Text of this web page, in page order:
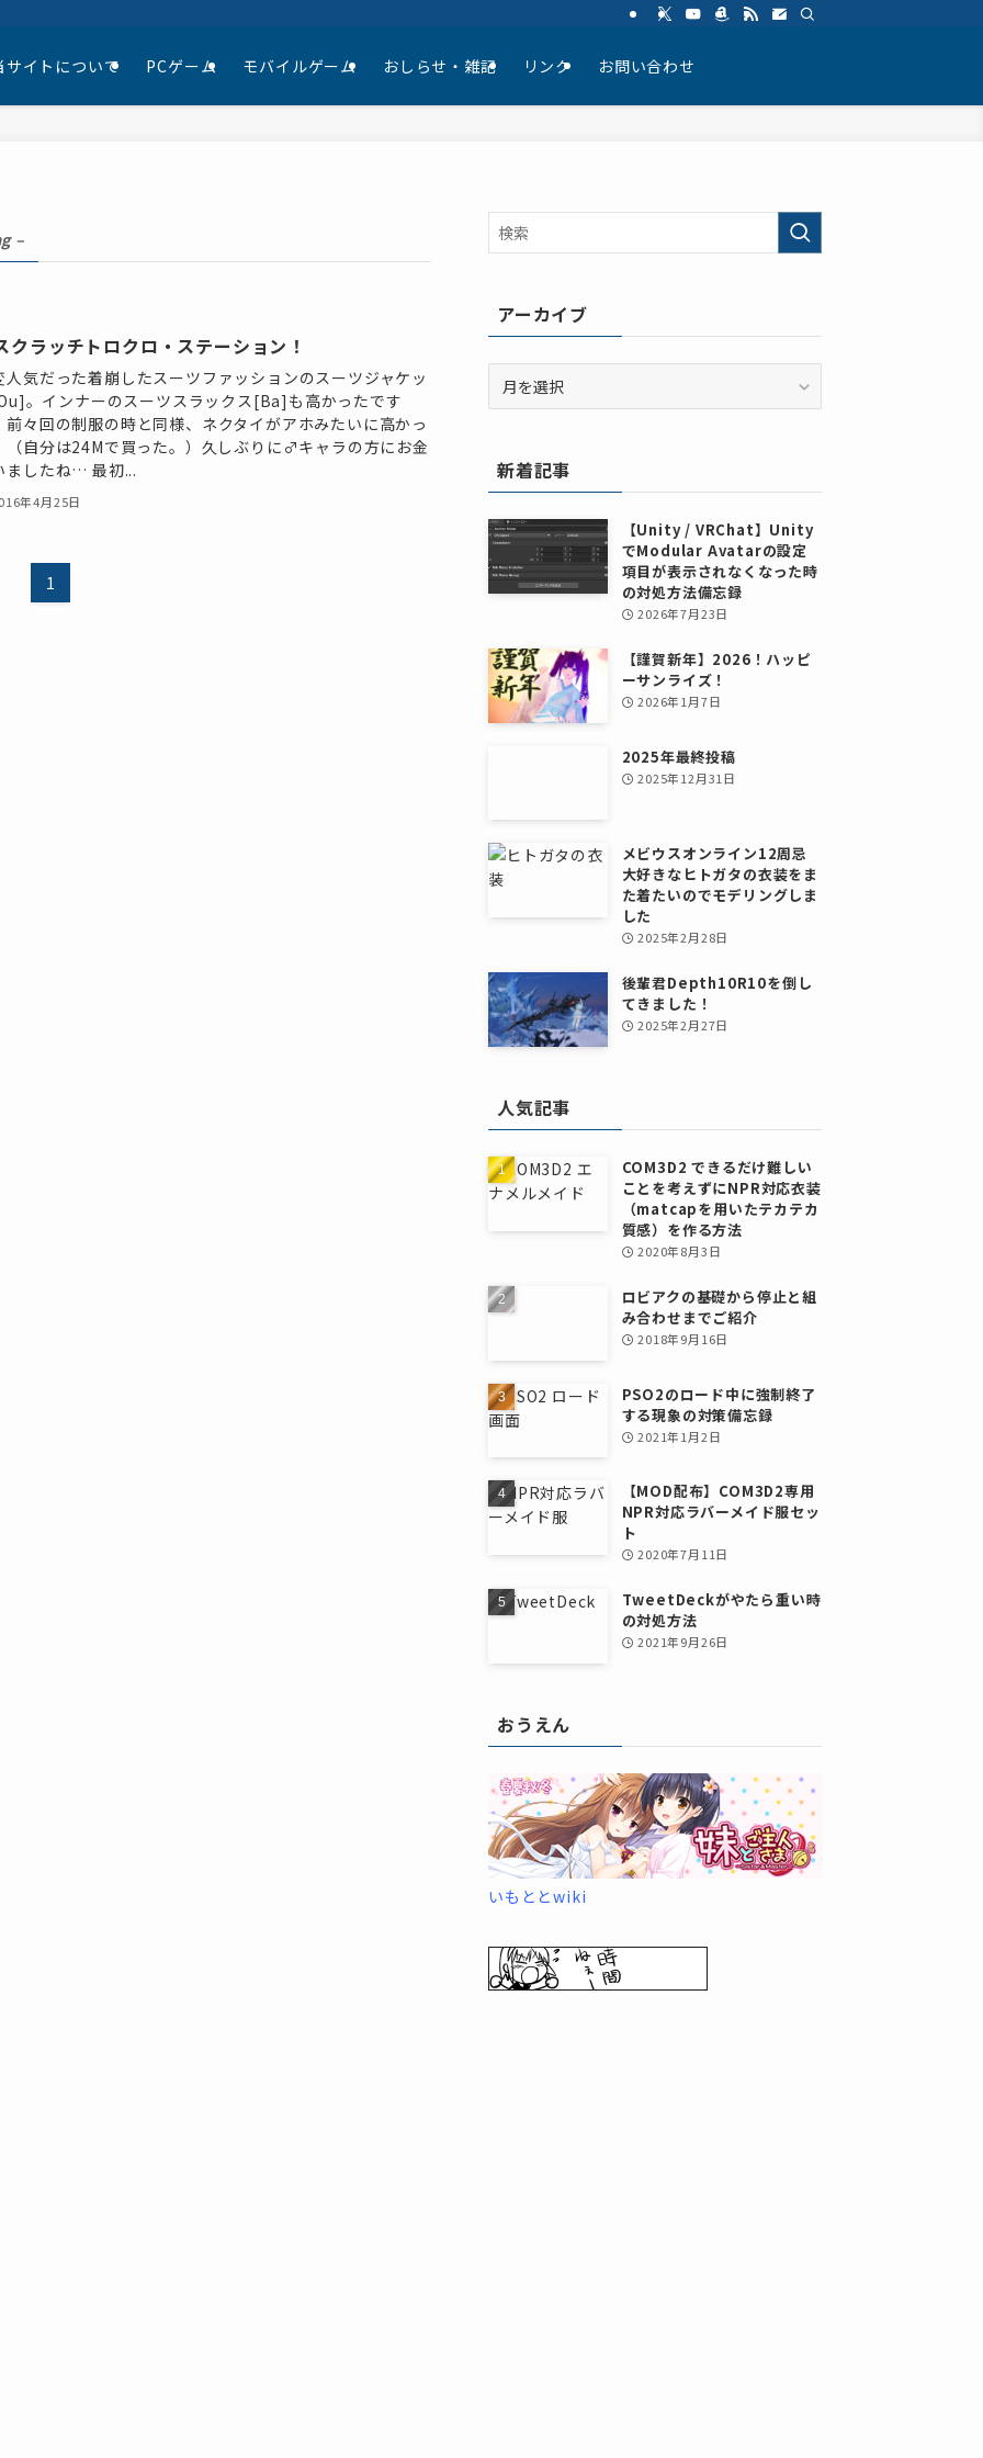
サイトについて PCゲーム モバイルゲーム おしらせ・雑記 リンク お問い合わせ
–
クラッチトロクロ・ステーション！
人気だった着崩したスーツファッションのスーツジャケッ
。インナーのスーツスラックス[Ba]も高かったです
前々回の制服の時と同様、ネクタイがアホみたいに高かっ
（自分は24Mで買った。）久しぶりに♂キャラの方にお金
ましたね… 最初...
年4月25日
1
アーカイブ
ー
ブ
新着記事
【Unity / VRChat】Unity
でModular Avatarの設定
項目が表示されなくなった時
の対処方法備忘録
2026年7月23日
【謹賀新年】2026！ハッピ
ーサンライズ！
2026年1月7日
2025年最終投稿
2025年12月31日
メビウスオンライン12周忌
大好きなヒトガタの衣装をま
た着たいのでモデリングしま
した
2025年2月28日
後輩君Depth10R10を倒し
てきました！
2025年2月27日
人気記事
COM3D2 できるだけ難しい
ことを考えずにNPR対応衣装
（matcapを用いたテカテカ
質感）を作る方法
2020年8月3日
ロビアクの基礎から停止と組
み合わせまでご紹介
2018年9月16日
PSO2のロード中に強制終了
する現象の対策備忘録
2021年1月2日
【MOD配布】COM3D2専用
NPR対応ラバーメイド服セッ
ト
2020年7月11日
TweetDeckがやたら重い時
の対処方法
2021年9月26日
おうえん
いもととwiki